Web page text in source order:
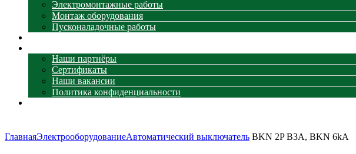
Электромонтажные работы
Монтаж оборудования
Пусконаладочные работы
Наши партнёры
Сертификаты
Наши вакансии
Политика конфиденциальности
ГлавнаяЭлектрооборудованиеАвтоматический выключатель BKN 2P B3A, BKN 6kA